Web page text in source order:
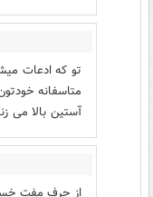
تو که ادعات
متاسفانه
آستین بالا می
از حرف مفت